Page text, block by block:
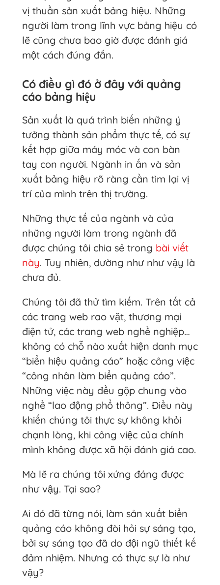
vị thuần sản xuất bảng hiệu. Những
người làm trong lĩnh vực bảng hiệu có
lẽ cũng chưa bao giờ được đánh giá
một cách đúng đắn.
Có điều gì đó ở đây với quảng
cáo bảng hiệu
Sản xuất là quá trình biến những ý
tưởng thành sản phẩm thực tế, có sự
kết hợp giữa máy móc và con bàn
tay con người. Ngành in ấn và sản
xuất bảng hiệu rõ ràng cần tìm lại vị
trí của mình trên thị trường.
Những thực tế của ngành và của
những người làm trong ngành đã
được chúng tôi chia sẻ trong bài viết
này. Tuy nhiên, dường như như vậy là
chưa đủ.
Chúng tôi đã thử tìm kiếm. Trên tất cả
các trang web rao vặt, thương mại
điện tử, các trang web nghề nghiệp…
không có chỗ nào xuất hiện danh mục
“biển hiệu quảng cáo” hoặc công việc
“công nhân làm biển quảng cáo”.
Những việc này đều gộp chung vào
nghề “lao động phổ thông”. Điều này
khiến chúng tôi thực sự không khỏi
chạnh lòng, khi công việc của chính
mình không được xã hội đánh giá cao.
Mà lẽ ra chúng tôi xứng đáng được
như vậy. Tại sao?
Ai đó đã từng nói, làm sản xuất biển
quảng cáo không đòi hỏi sự sáng tạo,
bởi sự sáng tạo đã do đội ngũ thiết kế
đảm nhiệm. Nhưng có thực sự là như
vậy?